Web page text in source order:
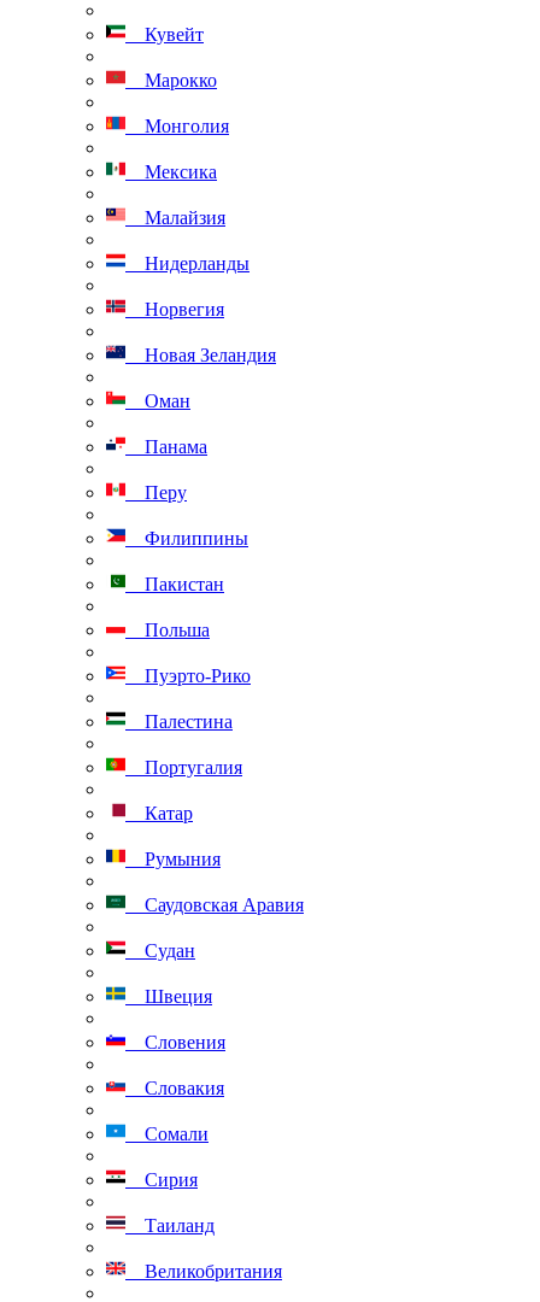
Кувейт
Марокко
Монголия
Мексика
Малайзия
Нидерланды
Норвегия
Новая Зеландия
Оман
Панама
Перу
Филиппины
Пакистан
Польша
Пуэрто-Рико
Палестина
Португалия
Катар
Румыния
Саудовская Аравия
Судан
Швеция
Словения
Словакия
Сомали
Сирия
Таиланд
Великобритания